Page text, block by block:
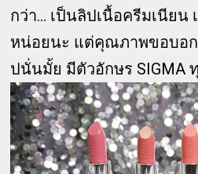
กว่า... เป็นลิปเนื้อครีมเนียน
หน่อยนะ แต่คุณภาพขอบอก
ปนั่นมั้ย มีตัวอักษร SIGMA